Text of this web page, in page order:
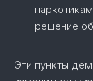
решение
Эти пункты